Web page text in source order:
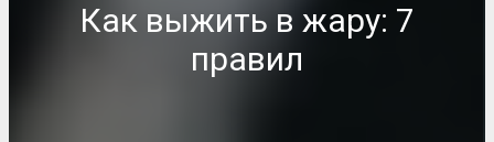
Как выжить в жару: 7
правил